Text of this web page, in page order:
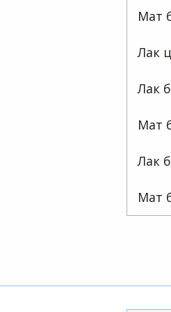
Мат
Лак
Лак
Мат
Лак
Мат